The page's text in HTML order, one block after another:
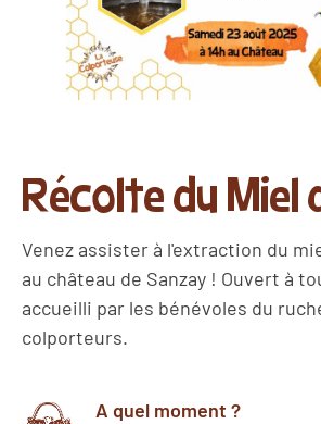
Récolte du Miel
Venez assister à l'extraction du
au château de Sanzay ! Ouvert à
accueilli par les bénévoles du
colporteurs.
A quel moment ?